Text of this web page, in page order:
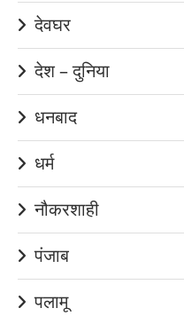
देवघर
देश – दुनिया
धनबाद
धर्म
नौकरशाही
पंजाब
पलामू